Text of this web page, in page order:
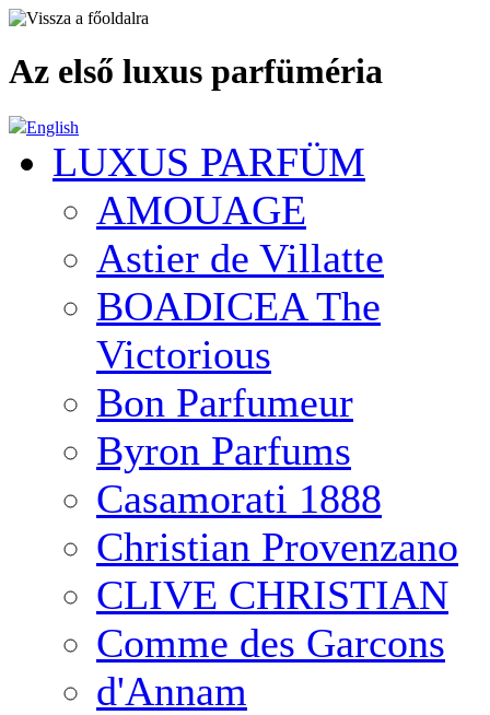
Az első luxus parfüméria
English
LUXUS PARFÜM
AMOUAGE
Astier de Villatte
BOADICEA The
Victorious
Bon Parfumeur
Byron Parfums
Casamorati 1888
Christian Provenzano
CLIVE CHRISTIAN
Comme des Garcons
d'Annam